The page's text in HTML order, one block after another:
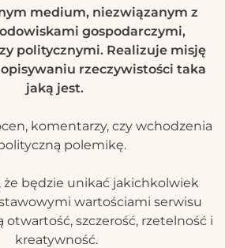
medium, niezwiązanym z
gospodarczymi,
politycznymi. Realizuje misję
rzeczywistości taka
jaką jest.
komentarzy, czy wchodzenia
polemikę.
że będzie unikać jakichkolwiek
wartościami serwisu
otwartość, szczerość, rzetelność i
kreatywność.